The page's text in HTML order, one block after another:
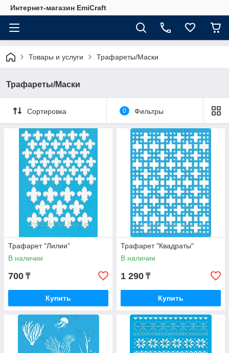
Интернет-магазин EmiCraft
Товары и услуги Трафареты/Маски
Трафареты/Маски
Сортировка 0 Фильтры
Трафарет "Лилии"
В наличии
700 ₸
Купить
Трафарет "Квадраты"
В наличии
1 290 ₸
Купить